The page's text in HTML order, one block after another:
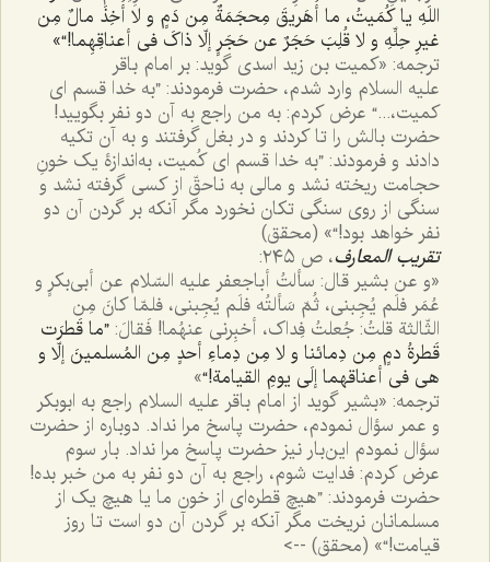
اللَهِ یا کُمَیتُ، ما أُهَریقَ مِحجَمَةٌ مِن دَمٍ و لا أُخِذَ مالٌ مِن
غیرِ حِلِّهِ و لا قُلِبَ حَجَرٌ عن حَجَرٍ إلّا ذاکَ فی أعناقِهِما!“»
ترجمه: «کمیت بن زید اسدی گوید: بر امام باقر
علیه السلام وارد شدم، حضرت فرمودند: ”به خدا قسم ای
کمیت،...“ عرض کردم: به من راجع به آن دو نفر بگویید!
حضرت بالش را تا کردند و در بغل گرفتند و به آن تکیه
دادند و فرمودند: ”به خدا قسم ای کُمیت، به‌اندازۀ یک خونِ
حجامت ریخته نشد و مالی به ناحقّ از کسی گرفته نشد و
سنگی از روی سنگی تکان نخورد مگر آنکه بر گردن آن دو
نفر خواهد بود!“» (محقق)
تقریب المعارف، ص ٢٤٥:
«و عن بشیر قال‌: سألتُ أباجعفر علیه السّلام عن أبی‌بکرٍ و
عُمَر فلَم یُجِبنی، ثُمّ سَألتُه فلَم یُجِبنی، فلمّا کانَ مِن
الثّالثة قلتُ: جُعلتُ فِداک، أخبِرنی عنهُما! فَقالَ:”ما قَطرَت
قَطرةُ دمٍ مِن دِمائنا و لا مِن دِماءِ أحدٍ مِن المُسلمینَ إلّا و
هی فی أعناقهما إلَی یومِ القیامة!“»
ترجمه: «بشیر گوید از امام باقر علیه السلام راجع به ابوبکر
و عمر سؤال نمودم، حضرت پاسخ مرا نداد. دوباره از حضرت
سؤال نمودم این‌بار نیز حضرت پاسخ مرا نداد. بار سوم
عرض کردم: فدایت شوم، راجع به آن دو نفر به من خبر بده!
حضرت فرمودند: ”هیچ قطره‌ای از خون ما یا هیچ یک از
مسلمانان نریخت مگر آنکه بر گردن آن دو است تا روز
قیامت!“» (محقق) -->